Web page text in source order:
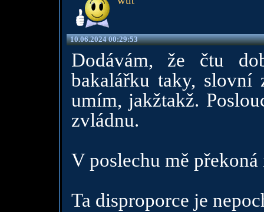
10.06.2024 00:29:53
Dodávám, že čtu
bakalářku taky, slovní
umím, jakžtakž.
zvládnu.
V poslechu mě
Ta disproporce je